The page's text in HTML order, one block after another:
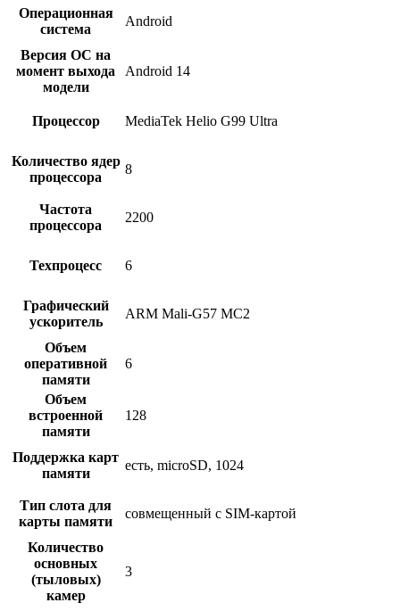
Операционная
система
Android
Версия ОС на
момент выхода
модели
Android 14
Процессор MediaTek Helio G99 Ultra
Количество ядер
процессора
8
Частота
процессора
2200
Техпроцесс 6
Графический
ускоритель
ARM Mali-G57 MC2
Объем
оперативной
памяти
6
Объем
встроенной
памяти
128
Поддержка карт
памяти
есть, microSD, 1024
Тип слота для
карты памяти
совмещенный с SIM-картой
Количество
основных
(тыловых)
камер
3